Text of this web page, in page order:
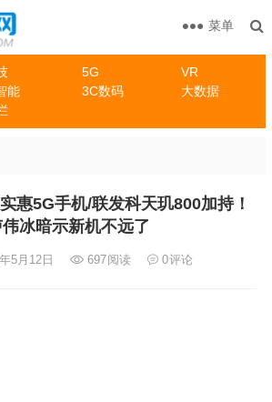
5G
VR
能 3C数码
大数据
菜单
惠5G手机/联发科天玑800加持！
伟冰暗示新机不远了
5月12日 697阅读 0评论